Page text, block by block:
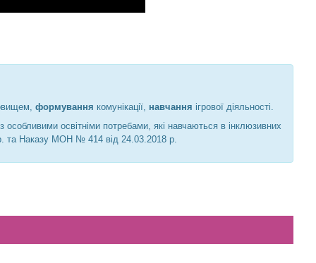
формування комунікації, навчання ігрової діяльності.
особливими освітніми потребами, які навчаються в інклюзивних
та Наказу МОН № 414 від 24.03.2018 р.